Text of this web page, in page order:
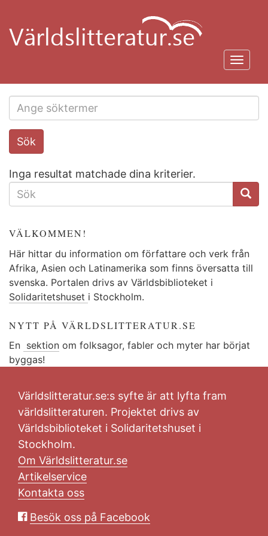
huvudinnehåll
Search
this
Sök
Inga resultat matchade dina kriterier.
SÖKFORMULÄR
VÄLKOMMEN!
Här hittar du information om författare och verk från
Afrika, Asien och Latinamerika som finns översatta till
svenska. Portalen drivs av Världsbiblioteket i
Solidaritetshuset i Stockholm.
NYTT PÅ VÄRLDSLITTERATUR.SE
En sektion om folksagor, fabler och myter har börjat
byggas!
Världslitteratur.se:s syfte är att lyfta fram
världslitteraturen. Projektet drivs av
Världsbiblioteket i Solidaritetshuset i
Stockholm.
Om Världslitteratur.se
Artikelservice
Kontakta oss
Besök oss på Facebook